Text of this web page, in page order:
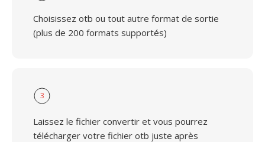
Choisissez otb ou tout autre format de sortie
(plus de 200 formats supportés)
3
Laissez le fichier convertir et vous pourrez
télécharger votre fichier otb juste après